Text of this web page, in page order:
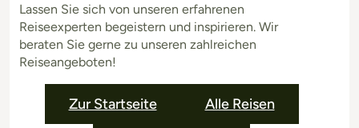
Lassen Sie sich von unseren erfahrenen
Reiseexperten begeistern und inspirieren. Wir
beraten Sie gerne zu unseren zahlreichen
Reiseangeboten!
Zur Startseite Alle Reisen